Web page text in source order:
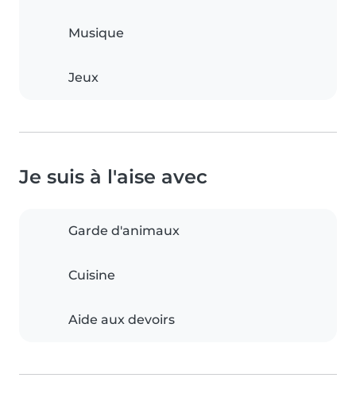
Musique
Jeux
Je suis à l'aise avec
Garde d'animaux
Cuisine
Aide aux devoirs